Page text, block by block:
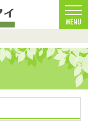
ホームスタイルマイ